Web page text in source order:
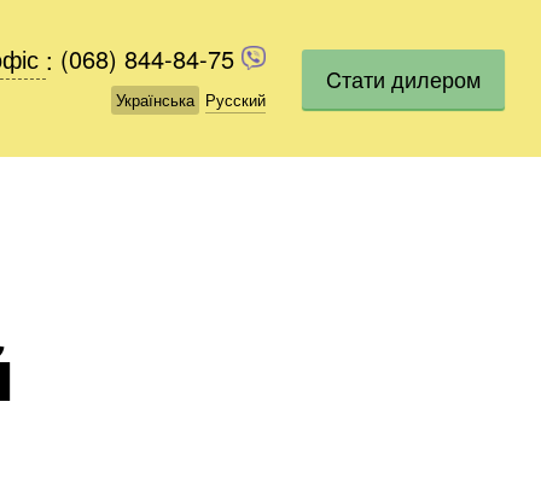
(068) 844-84-75
Українська Русский
: (068) 844-84-75
Українська Русский
Cтати дилером